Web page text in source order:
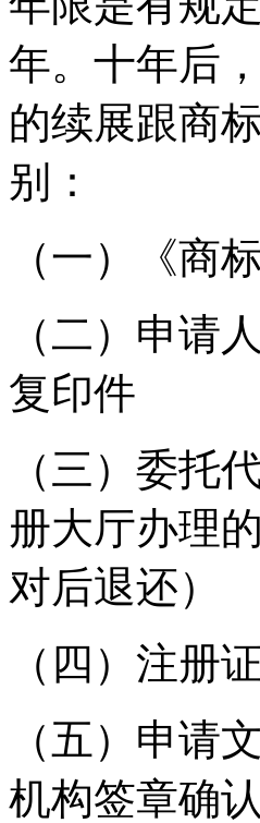
年。十年后
的续展跟商
别：
（一）《商
（二）申请
复印件
（三）委托
册大厅办理
对后退还）
（四）注册
（五）申请
机构签章确